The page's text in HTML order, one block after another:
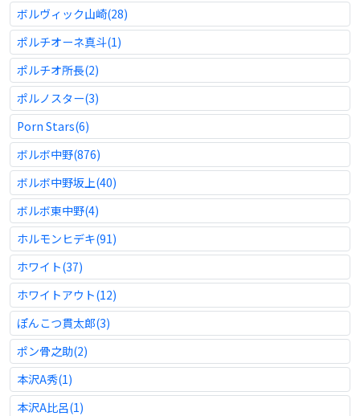
ボルヴィック山崎(28)
ポルチオーネ真斗(1)
ポルチオ所長(2)
ポルノスター(3)
Porn Stars(6)
ボルボ中野(876)
ボルボ中野坂上(40)
ボルボ東中野(4)
ホルモンヒデキ(91)
ホワイト(37)
ホワイトアウト(12)
ぽんこつ貫太郎(3)
ポン骨之助(2)
本沢A秀(1)
本沢A比呂(1)